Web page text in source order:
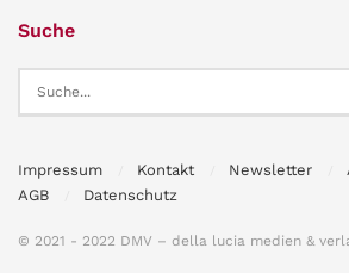
Suche
Impressum Kontakt Newsletter
AGB
Datenschutz
© 2021 - 2022 DMV – della lucia medien &